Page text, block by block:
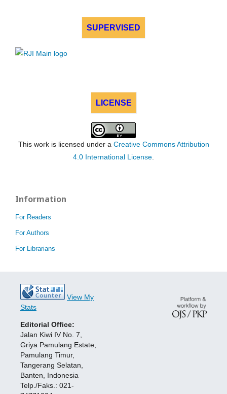
SUPERVISED
LICENSE
This work is licensed under a Creative Commons Attribution
4.0 International License
Information
For Readers
For Authors
For Librarians
View My
Stats
Editorial Office:
Jalan Kiwi IV No. 7,
Griya Pamulang Estate,
Pamulang Timur,
Tangerang Selatan,
Banten, Indonesia
Telp./Faks.: 021-